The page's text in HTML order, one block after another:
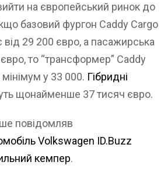
на європейський ринок до
базовий фургон Caddy Cargo
від 29 200 євро, а пасажирська
то “трансформер” Caddy
у 33 000. Гібридні
щонайменше 37 тисяч євро.
повідомляв
Volkswagen ID.Buzz
кемпер.